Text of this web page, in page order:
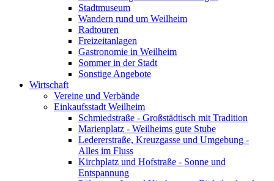
Stadtmuseum
Wandern rund um Weilheim
Radtouren
Freizeitanlagen
Gastronomie in Weilheim
Sommer in der Stadt
Sonstige Angebote
Wirtschaft
Vereine und Verbände
Einkaufsstadt Weilheim
Schmiedstraße - Großstädtisch mit Tradition
Marienplatz - Weilheims gute Stube
Ledererstraße, Kreuzgasse und Umgebung -
Alles im Fluss
Kirchplatz und Hofstraße - Sonne und
Entspannung